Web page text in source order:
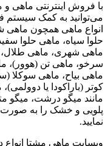
با فروش اینترنتی ماهی
می‌توانید به کمک سیستم
انواع ماهی همچون
حلوا سیاه، ماهی حلوا
ماهی شهری، ماهی
سرخو، ماهی تن (هوور)،
ماهی بیاح، ماهی سوکلا
کوتر (باراکودا یا
مانند میگو درشت، میگو
پلویی و خشک را به صورت
نمایید.
وبسایت ماهی مشتا انواع